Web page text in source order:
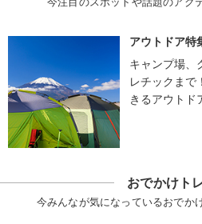
アウトドア特
キャンプ場、
レチックまで
きるアウトド
おでかけト
今みんなが気になっているおでか